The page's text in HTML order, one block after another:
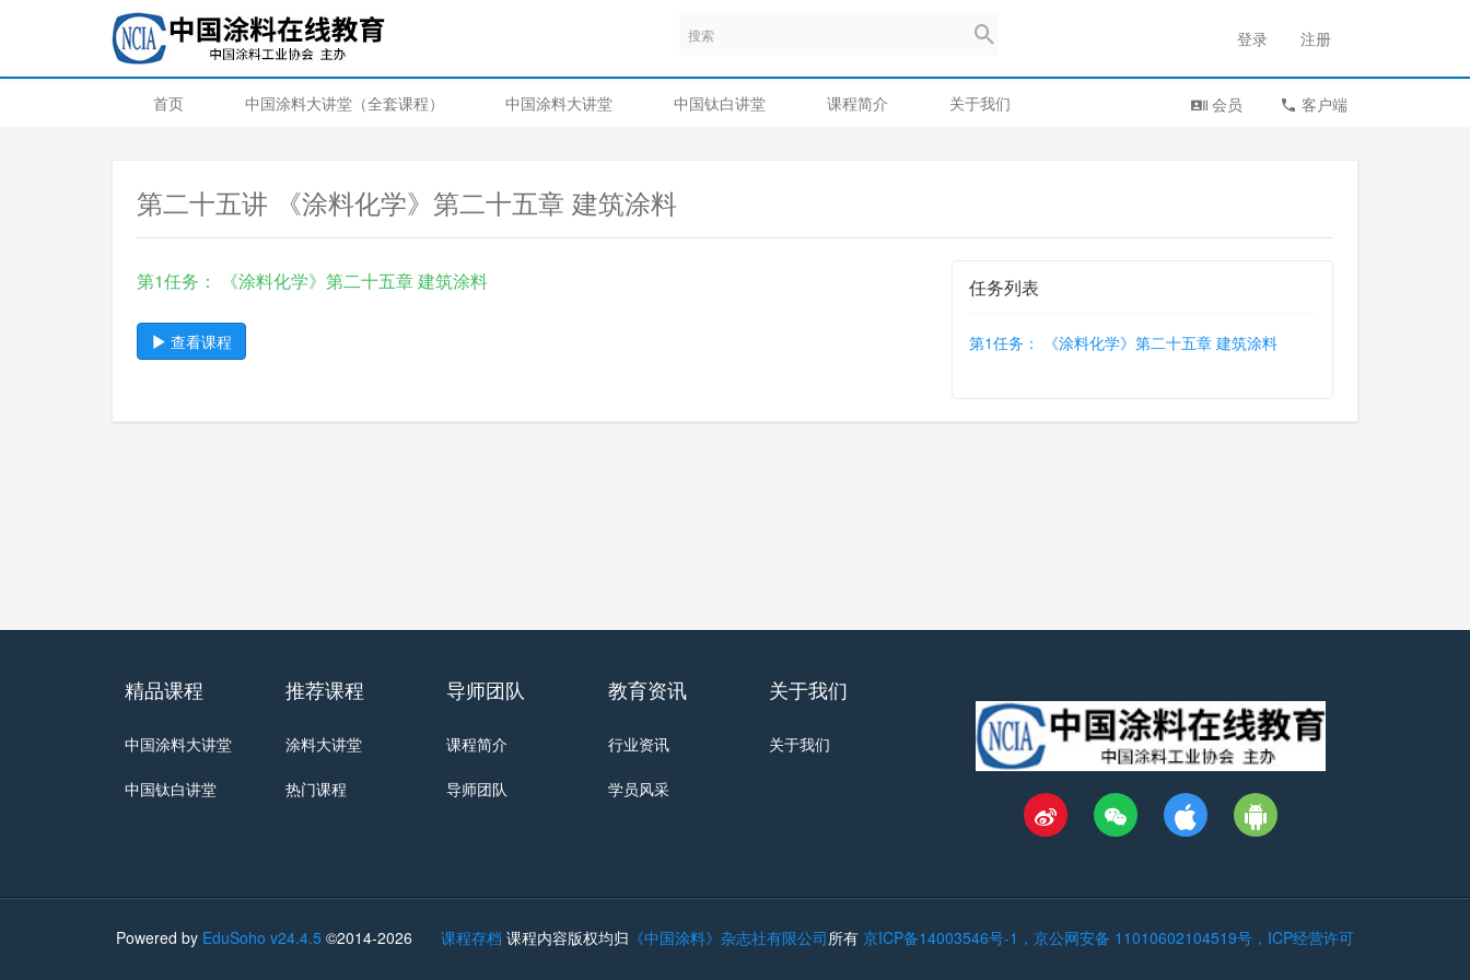
登录 注册
首页 中国涂料大讲堂（全套课程） 中国涂料大讲堂 中国钛白讲堂 课程简介 关于我们 会员 客户端
第二十五讲 《涂料化学》第二十五章 建筑涂料
第1任务： 《涂料化学》第二十五章 建筑涂料
查看课程
任务列表
第1任务： 《涂料化学》第二十五章 建筑涂料
精品课程
中国涂料大讲堂
中国钛白讲堂
推荐课程
涂料大讲堂
热门课程
导师团队
课程简介
导师团队
教育资讯
行业资讯
学员风采
关于我们
关于我们
Powered by EduSoho v24.4.5 ©2014-2026 课程存档 课程内容版权均归 《中国涂料》杂志社有限公司所有 京ICP备14003546号-1，京公网安备 11010602104519号，ICP经营许可